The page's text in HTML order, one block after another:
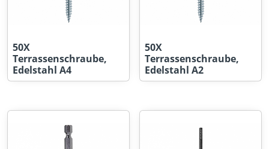
50X
Terrassenschraube,
Edelstahl A4
50X
Terrassenschraube,
Edelstahl A2